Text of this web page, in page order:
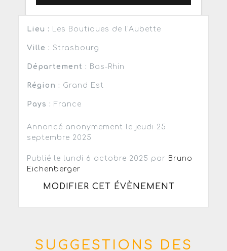
Lieu : Les Boutiques de l'Aubette
Ville : Strasbourg
Département : Bas-Rhin
Région : Grand Est
Pays : France
Annoncé anonymement le jeudi 25
septembre 2025
Publié le lundi 6 octobre 2025 par Bruno
Eichenberger
MODIFIER CET ÉVÈNEMENT
SUGGESTIONS DES